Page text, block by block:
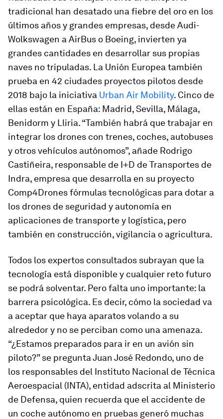
tradicional han desatado una fiebre del oro en los
últimos años y grandes empresas, desde Audi-
Wolkswagen a AirBus o Boeing, invierten ya
grandes cantidades en desarrollar sus propias
naves no tripuladas. La Unión Europea también
prueba en 42 ciudades proyectos pilotos desde
2018 bajo la iniciativa Urban Air Mobility. Cinco de
ellas están en España: Madrid, Sevilla, Málaga,
Benidorm y Lliria. “También habrá que trabajar en
integrar los drones con trenes, coches, autobuses
y otros vehículos autónomos”, añade Rodrigo
Castiñeira, responsable de I+D de Transportes de
Indra, empresa que desarrolla en su proyecto
Comp4Dronesfórmulas tecnológicas para dotar a
los drones de seguridad y autonomía en
aplicaciones de transporte y logística, pero
también en construcción, vigilancia o agricultura.
Todos los expertos consultados subrayan que la
tecnología está disponible y cualquier reto futuro
se podrá solventar. Pero falta uno importante: la
barrera psicológica. Es decir, cómo la sociedad va
a aceptar que haya aparatos volando a su
alrededor y no se perciban como una amenaza.
“¿Estamos preparados para ir en un avión sin
piloto?” se pregunta Juan José Redondo, uno de
los responsables del Instituto Nacional de Técnica
Aeroespacial (INTA), entidad adscrita al Ministerio
de Defensa, quien recuerda que el accidente de
un coche autónomo en pruebas generó muchas